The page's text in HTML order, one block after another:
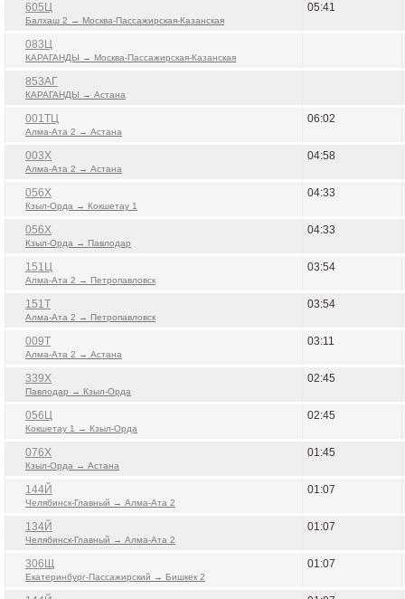
605Ц
Балхаш 2 → Москва-Пассажирская-Казанская
05:41
083Ц
КАРАГАНДЫ → Москва-Пассажирская-Казанская
853АГ
КАРАГАНДЫ → Астана
001ТЦ
Алма-Ата 2 → Астана
06:02
003Х
Алма-Ата 2 → Астана
04:58
056Х
Кзыл-Орда → Кокшетау 1
04:33
056Х
Кзыл-Орда → Павлодар
04:33
151Ц
Алма-Ата 2 → Петропавловск
03:54
151Т
Алма-Ата 2 → Петропавловск
03:54
009Т
Алма-Ата 2 → Астана
03:11
339Х
Павлодар → Кзыл-Орда
02:45
056Ц
Кокшетау 1 → Кзыл-Орда
02:45
076Х
Кзыл-Орда → Астана
01:45
144Й
Челябинск-Главный → Алма-Ата 2
01:07
134Й
Челябинск-Главный → Алма-Ата 2
01:07
306Щ
Екатеринбург-Пассажирский → Бишкек 2
01:07